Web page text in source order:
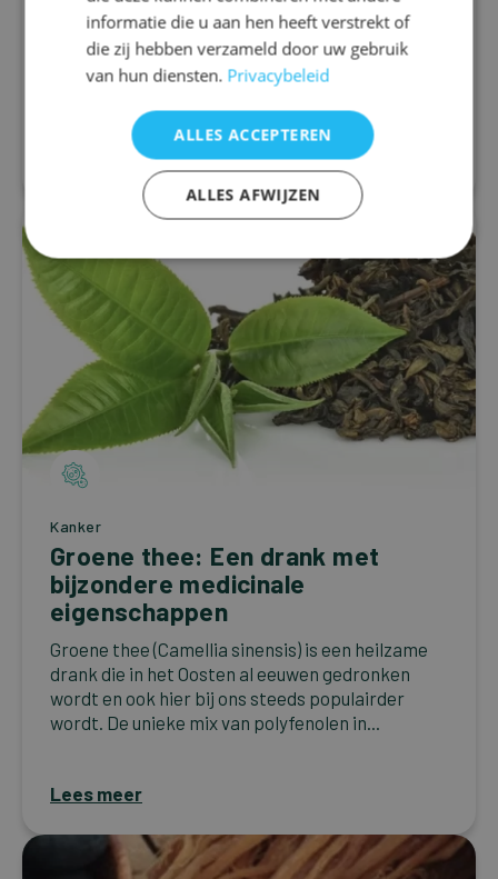
Migraine is een neurologische aandoening die
wordt gekenmerkt door terugkerende aanvallen
van ernstige hoofdpijn die gepaard kunnen gaan
met misselijkheid, een pijnlijke of stijve...
Lees meer
Kanker
Groene thee: Een drank met
bijzondere medicinale
eigenschappen
Groene thee (Camellia sinensis) is een heilzame
drank die in het Oosten al eeuwen gedronken
wordt en ook hier bij ons steeds populairder
wordt. De unieke mix van polyfenolen in...
Lees meer
informatie die u aan hen heeft verstrekt of
die zij hebben verzameld door uw gebruik
van hun diensten. Privacybeleid
ALLES ACCEPTEREN
ALLES AFWIJZEN